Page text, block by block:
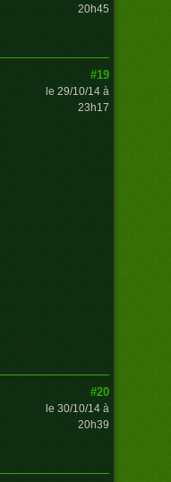
20h45
#19
le 29/10/14 à
23h17
#20
le 30/10/14 à
20h39